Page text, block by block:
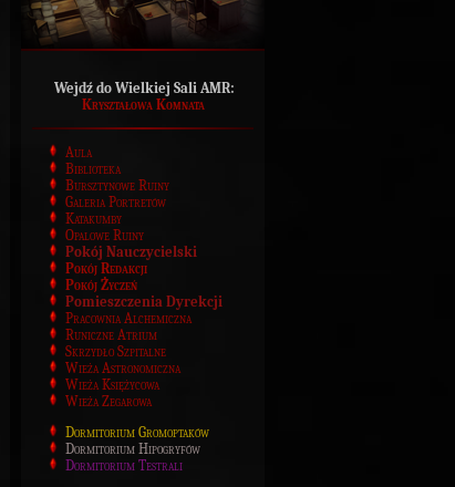
Wejdź do Wielkiej Sali AMR:
Kryształowa Komnata
Aula
Biblioteka
Bursztynowe Ruiny
Galeria Portretów
Katakumby
Opalowe Ruiny
Pokój Nauczycielski
Pokój Redakcji
Pokój Życzeń
Pomieszczenia Dyrekcji
Pracownia Alchemiczna
Runiczne Atrium
Skrzydło Szpitalne
Wieża Astronomiczna
Wieża Księżycowa
Wieża Zegarowa
Dormitorium Gromoptaków
Dormitorium Hipogryfów
Dormitorium Testrali